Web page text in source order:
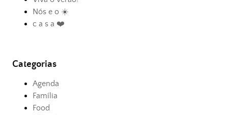
Nós e o ☀️
c a s a ❤️
Categorias
Agenda
Família
Food